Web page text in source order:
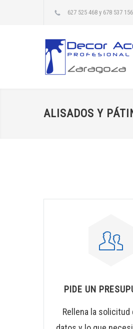
627 525 468 y 678 537 156
ALISADOS Y
PIDE UN
Rellena la solicitud